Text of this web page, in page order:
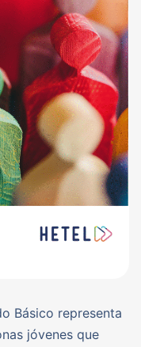
Básico representa
jóvenes que